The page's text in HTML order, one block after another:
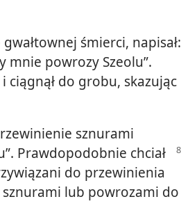
śmierci, napisał:
mnie powrozy Szeolu”.
ciągnął do grobu, skazując
sznurami
Prawdopodobnie chciał
do przewinienia
lub powrozami do